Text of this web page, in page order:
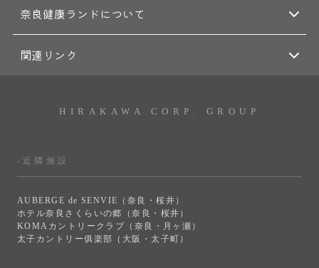
奈良健康ランドについて
関連リンク
HIRAKAWA CORP. GROUP
-近隣施設
AUBERGE de SENVIE（奈良・桜井）
ホテル奈良さくらいの郷（奈良・桜井）
KOMAカントリークラブ（奈良・月ヶ瀬）
太子カントリー俱楽部（大阪・太子町）